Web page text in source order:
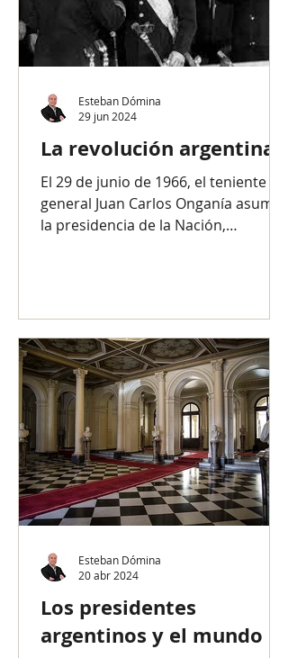
La revolución argentina
El 29 de junio de 1966, el teniente
general Juan Carlos Onganía asumía
la presidencia de la Nación,
Esteban Dómina
29 jun 2024
Los presidentes
argentinos y el mundo
Esteban Dómina
20 abr 2024